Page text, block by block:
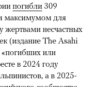
погибли 309
максимумом для
жертвами несчастных
(издание The Asahi
«погибших или
в 2024 году
а в 2025-